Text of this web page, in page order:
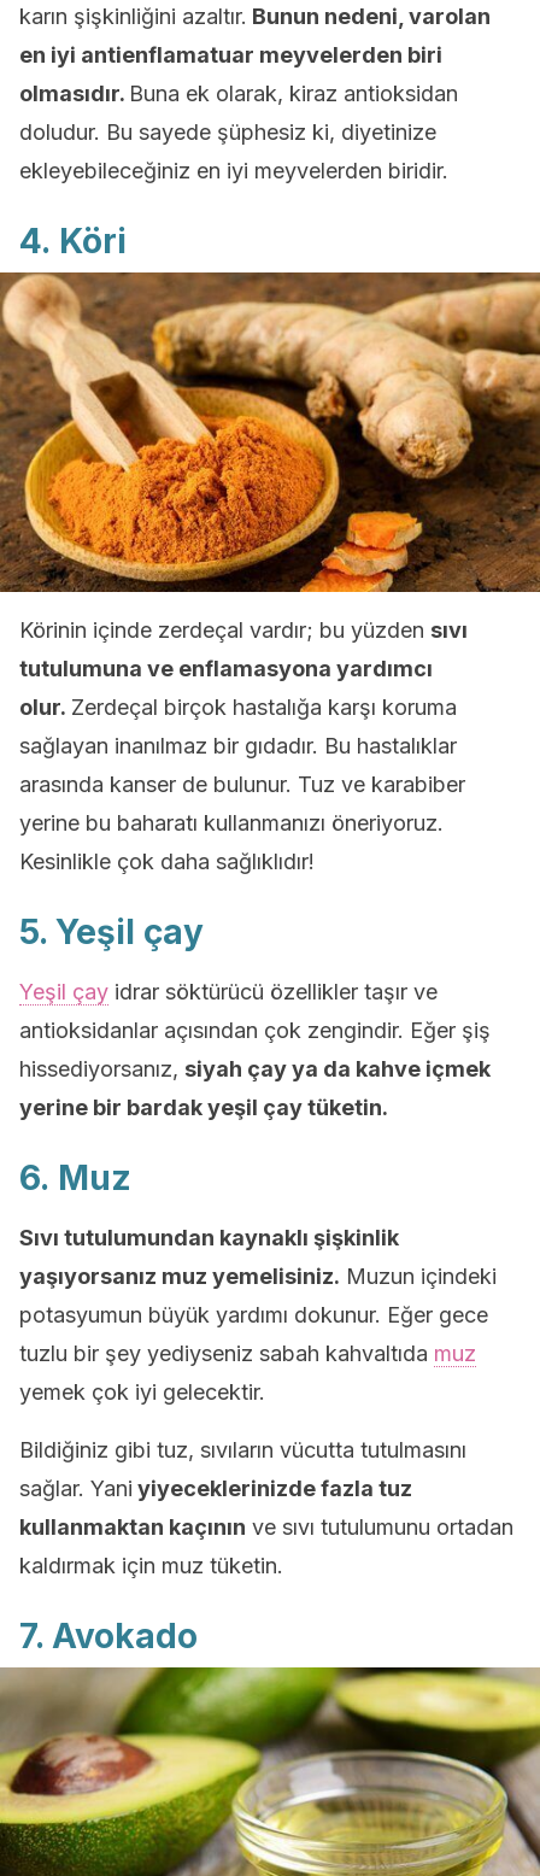
karın şişkinliğini azaltır. Bunun nedeni, varolan
en iyi antienflamatuar meyvelerden biri
olmasıdır. Buna ek olarak, kiraz antioksidan
doludur. Bu sayede şüphesiz ki, diyetinize
ekleyebileceğiniz en iyi meyvelerden biridir.
4. Köri
Körinin içinde zerdeçal vardır; bu yüzden sıvı
tutulumuna ve enflamasyona yardımcı
olur. Zerdeçal birçok hastalığa karşı koruma
sağlayan inanılmaz bir gıdadır. Bu hastalıklar
arasında kanser de bulunur. Tuz ve karabiber
yerine bu baharatı kullanmanızı öneriyoruz.
Kesinlikle çok daha sağlıklıdır!
5. Yeşil çay
Yeşil çay idrar söktürücü özellikler taşır ve
antioksidanlar açısından çok zengindir. Eğer şiş
hissediyorsanız, siyah çay ya da kahve içmek
yerine bir bardak yeşil çay tüketin.
6. Muz
Sıvı tutulumundan kaynaklı şişkinlik
yaşıyorsanız muz yemelisiniz. Muzun içindeki
potasyumun büyük yardımı dokunur. Eğer gece
tuzlu bir şey yediyseniz sabah kahvaltıda muz
yemek çok iyi gelecektir.
Bildiğiniz gibi tuz, sıvıların vücutta tutulmasını
sağlar. Yani yiyeceklerinizde fazla tuz
kullanmaktan kaçının ve sıvı tutulumunu ortadan
kaldırmak için muz tüketin.
7. Avokado